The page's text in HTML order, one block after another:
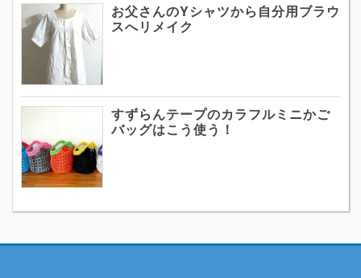
お父さんのYシャツから自分用ブラウ
スへリメイク
すずらんテープのカラフルミニかご
バッグはこう使う！